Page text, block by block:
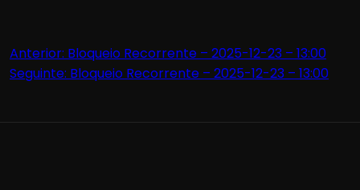
Beach Tennis
Navegação
de
Anterior: Bloqueio Recorrente – 2025-12-23 – 13:00
Seguinte: Bloqueio Recorrente – 2025-12-23 – 13:00